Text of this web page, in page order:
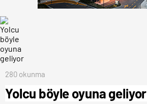
280 okunma
Yolcu böyle oyuna geliyor